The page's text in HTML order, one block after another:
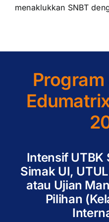
menaklukkan SNBT
Intensif UTBK
Simak UI,
atau Ujian
Pilihan